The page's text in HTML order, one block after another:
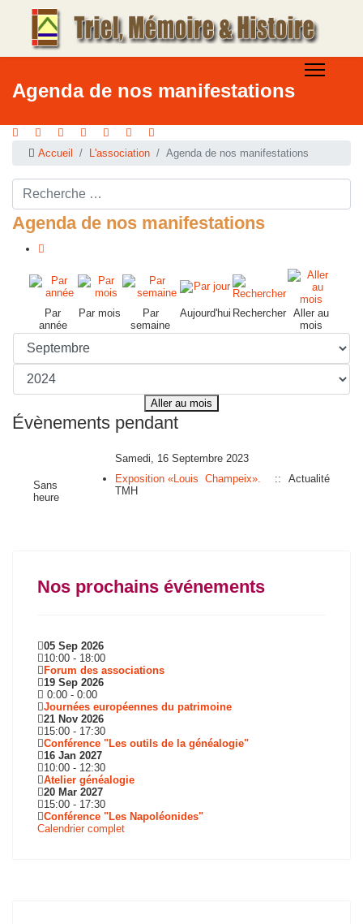
Agenda de nos manifestations
Accueil L'association Agenda de nos manifestations
Rechercher ...
Agenda de nos manifestations
Par
année
Par mois
Par
semaine
Aujourd'hui Rechercher Aller au
mois
Aller au mois
Évènements pendant
Samedi, 16 Septembre 2023
Sans
heure
Exposition «Louis Champeix».
:: Actualité
TMH
Nos prochains événements
05 Sep 2026
10:00 - 18:00
Forum des associations
19 Sep 2026
0:00 - 0:00
Journées européennes du patrimoine
21 Nov 2026
15:00 - 17:30
Conférence "Les outils de la généalogie"
16 Jan 2027
10:00 - 12:30
Atelier généalogie
20 Mar 2027
15:00 - 17:30
Conférence "Les Napoléonides"
Calendrier complet